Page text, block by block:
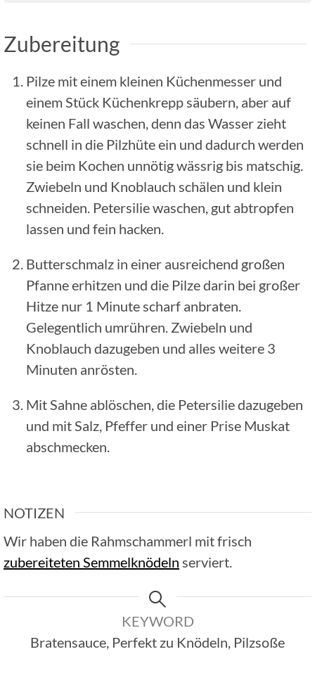
Zubereitung
Pilze mit einem kleinen Küchenmesser und
einem Stück Küchenkrepp säubern, aber auf
keinen Fall waschen, denn das Wasser zieht
schnell in die Pilzhüte ein und dadurch werden
sie beim Kochen unnötig wässrig bis matschig.
Zwiebeln und Knoblauch schälen und klein
schneiden. Petersilie waschen, gut abtropfen
lassen und fein hacken.
Butterschmalz in einer ausreichend großen
Pfanne erhitzen und die Pilze darin bei großer
Hitze nur 1 Minute scharf anbraten.
Gelegentlich umrühren. Zwiebeln und
Knoblauch dazugeben und alles weitere 3
Minuten anrösten.
Mit Sahne ablöschen, die Petersilie dazugeben
und mit Salz, Pfeffer und einer Prise Muskat
abschmecken.
NOTIZEN
Wir haben die Rahmschammerl mit frisch
zubereiteten Semmelknödeln serviert.
KEYWORD
Bratensauce, Perfekt zu Knödeln, Pilzsoße